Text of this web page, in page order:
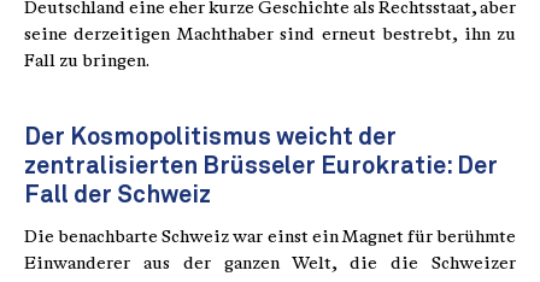
Deutschland eine eher kurze Geschichte als Rechtsstaat, aber
seine derzeitigen Machthaber sind erneut bestrebt, ihn zu
Fall zu bringen.
Der Kosmopolitismus weicht der
zentralisierten Brüsseler Eurokratie: Der
Fall der Schweiz
Die benachbarte Schweiz war einst ein Magnet für berühmte
Einwanderer aus der ganzen Welt, die die Schweizer